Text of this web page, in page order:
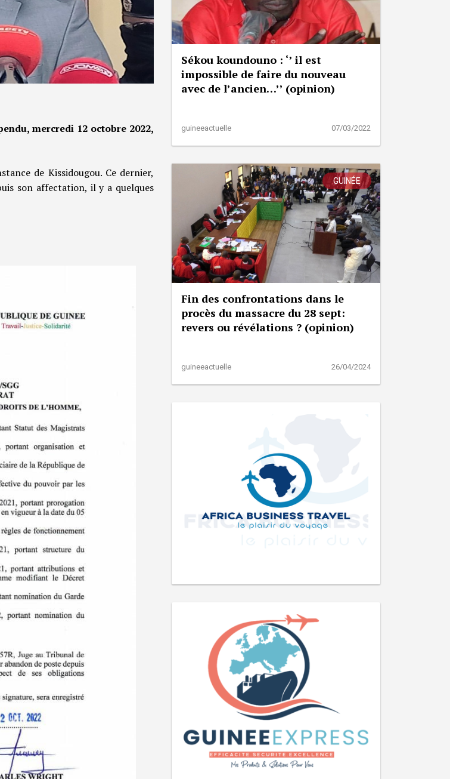
mercredi 12 octobre 2022,
de Kissidougou. Ce dernier,
son affectation, il y a quelques
Sékou koundouno : ‘’ il est
impossible de faire du nouveau
avec de l’ancien…’’ (opinion)
guineeactuelle 07/03/2022
GUINÉE
Fin des confrontations dans le
procès du massacre du 28 sept:
revers ou révélations ? (opinion)
guineeactuelle 26/04/2024